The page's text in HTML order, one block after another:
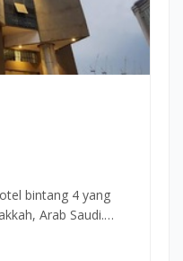
bintang 4 yang
Arab Saudi.
strategis, hanya